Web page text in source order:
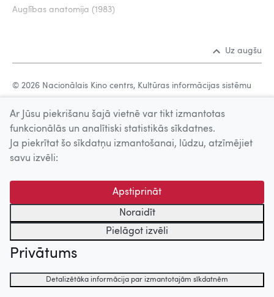
Auglības anatomija (1983)
Uz augšu
© 2026 Nacionālais Kino centrs, Kultūras informācijas sistēmu
kinofotofonodokumentu arhīvs.
Ar Jūsu piekrišanu šajā vietnē var tikt izmantotas
funkcionālās un analītiski statistikās sīkdatnes.
Ja piekrītat šo sīkdatņu izmantošanai, lūdzu, atzīmējiet
savu izvēli:
Apstiprināt
Noraidīt
Pielāgot izvēli
Privātums
Detalizētāka informācija par izmantotajām sīkdatnēm